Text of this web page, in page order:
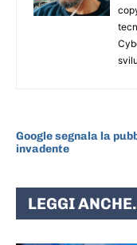
Google segnala la
invadente
LEGGI